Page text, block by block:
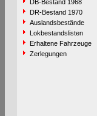
DB-Bestand 1968
DR-Bestand 1970
Auslandsbestände
Lokbestandslisten
Erhaltene Fahrzeuge
Zerlegungen